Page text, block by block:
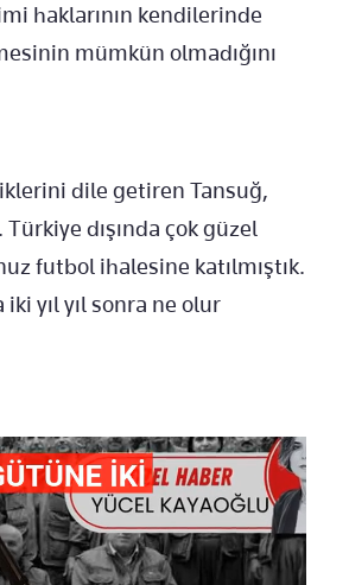
haklarının kendilerinde
mümkün olmadığını
dile getiren Tansuğ,
dışında çok güzel
futbol ihalesine katılmıştık.
yıl yıl sonra ne olur